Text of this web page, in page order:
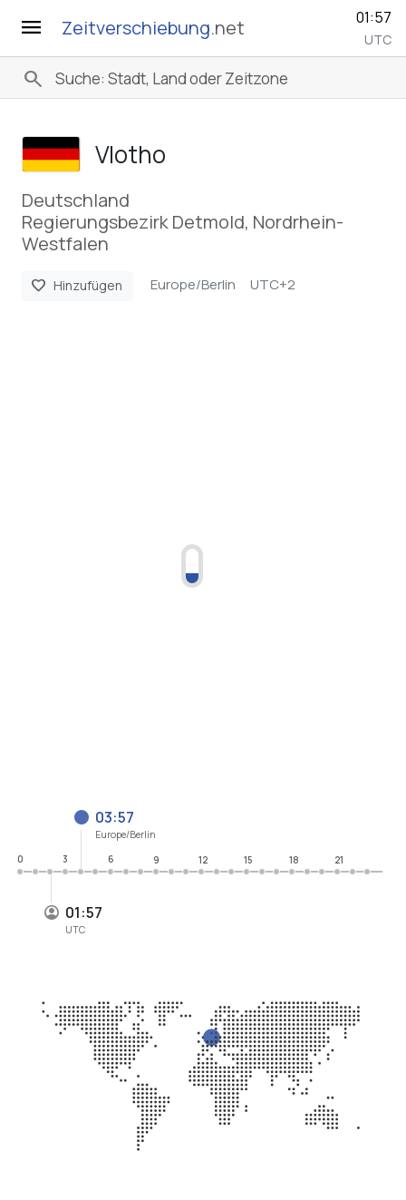
menu Zeitverschiebung.net 01:57
UTC
search
Vlotho
Deutschland
Regierungsbezirk Detmold, Nordrhein-
Westfalen
favorite Hinzufügen Europe/Berlin UTC+2
01:57
UTC
03:57
Europe/Berlin
0
3 6 9 12 15 18 21